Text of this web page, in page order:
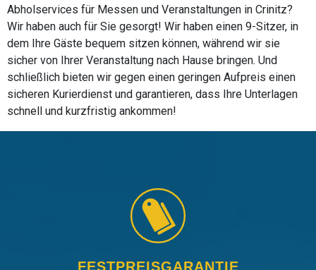
Abholservices für Messen und Veranstaltungen in Crinitz?
Wir haben auch für Sie gesorgt! Wir haben einen 9-Sitzer, in
dem Ihre Gäste bequem sitzen können, während wir sie
sicher von Ihrer Veranstaltung nach Hause bringen. Und
schließlich bieten wir gegen einen geringen Aufpreis einen
sicheren Kurierdienst und garantieren, dass Ihre Unterlagen
schnell und kurzfristig ankommen!
FESTPREISGARANTIE